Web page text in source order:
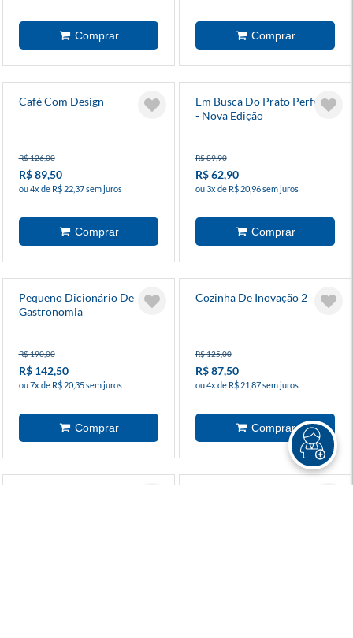
Café Com Design
R$ 126,00
R$ 89,50
ou 4x de R$ 22,37 sem juros
Em Busca Do Prato Perfeito
- Nova Edição
R$ 89,90
R$ 62,90
ou 3x de R$ 20,96 sem juros
Pequeno Dicionário De
Gastronomia
R$ 190,00
R$ 142,50
ou 7x de R$ 20,35 sem juros
Cozinha De Inovação 2
R$ 125,00
R$ 87,50
ou 4x de R$ 21,87 sem juros